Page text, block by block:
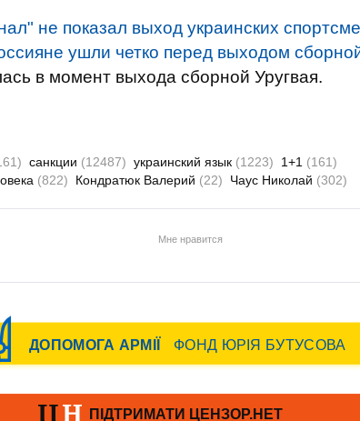
не показал выход украинских
ушли четко перед выходом
в момент выхода сборной Уругвая.
санкции (12487) украинский язык (1223) 1+1 (161)
(822) Кондратюк Валерий (22) Чаус Николай (302)
Мне нравится